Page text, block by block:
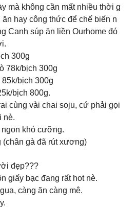
mà không cần mất nhiều thời g
hay công thức để chế biến n
Canh súp ăn liền Ourhome đó
300g
78k/bịch 300g
bịch 300g
bịch 800g.
cùng vài chai soju, cứ phải gọi
nè.
khó cưỡng.
(chân gà đã rút xương)
đẹp???
giấy bạc đang rất hot nè.
càng ăn càng mê.